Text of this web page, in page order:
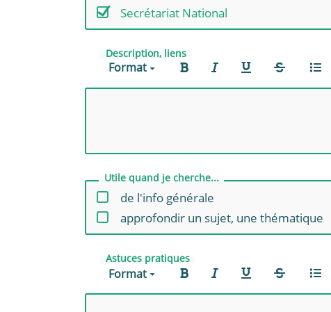
Secrétariat National
Description, liens
Format
Utile quand je cherche...
de l'info générale
approfondir un sujet, une thématique
Astuces pratiques
Format